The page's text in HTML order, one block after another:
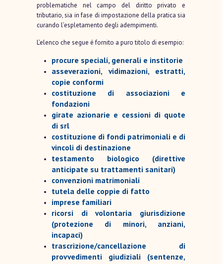
problematiche nel campo del diritto privato e
tributario, sia in fase di impostazione della pratica sia
curando l’espletamento degli adempimenti.
L’elenco che segue é fornito a puro titolo di esempio:
procure speciali, generali e institorie
asseverazioni, vidimazioni, estratti,
copie conformi
costituzione di associazioni e
fondazioni
girate azionarie e cessioni di quote
di srl
costituzione di fondi patrimoniali e di
vincoli di destinazione
testamento biologico (direttive
anticipate su trattamenti sanitari)
convenzioni matrimoniali
tutela delle coppie di fatto
imprese familiari
ricorsi di volontaria giurisdizione
(protezione di minori, anziani,
incapaci)
trascrizione/cancellazione di
provvedimenti giudiziali (sentenze,